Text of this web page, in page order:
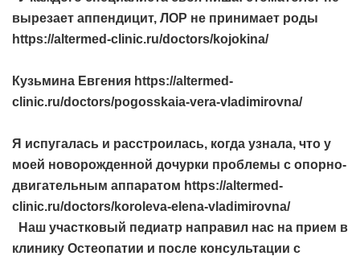
вырезает аппендицит, ЛОР не принимает роды
https://altermed-clinic.ru/doctors/kojokina/
Кузьмина Евгения https://altermed-
clinic.ru/doctors/pogosskaia-vera-vladimirovna/
Я испугалась и расстроилась, когда узнала, что у
моей новорожденной дочурки проблемы с опорно-
двигательным аппаратом https://altermed-
clinic.ru/doctors/koroleva-elena-vladimirovna/
Наш участковый педиатр направил нас на прием в
клинику Остеопатии и после консультации с